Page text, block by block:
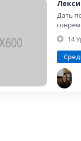
Дать
14